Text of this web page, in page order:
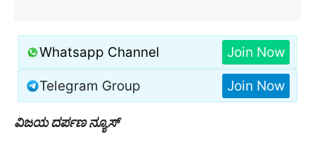
Whatsapp Channel Join Now
Telegram Group Join Now
ವಿಜಯ ದರ್ಪಣ ನ್ಯೂಸ್